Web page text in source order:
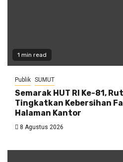
1 min read
Publik SUMUT
Semarak HUT RI Ke-81,
Tingkatkan Kebersihan
Halaman Kantor
8 Agustus 2026